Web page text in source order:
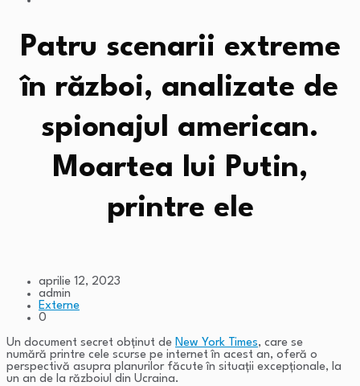
Patru scenarii extreme
în război, analizate de
spionajul american.
Moartea lui Putin,
printre ele
aprilie 12, 2023
admin
Externe
0
Un document secret obținut de New York Times, care se
numără printre cele scurse pe internet în acest an, oferă o
perspectivă asupra planurilor făcute în situații excepționale, la
un an de la războiul din Ucraina.